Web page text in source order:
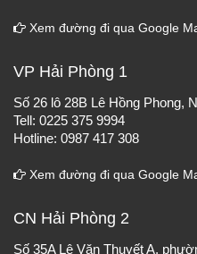
Xem đường đi qua Google
VP Hải Phòng 1
Số 26 lô 28B Lê Hồng Phong,
Tell: 0225 375 9994
Hotline: 0987 417 308
Xem đường đi qua Google
CN Hải Phòng 2
Số 35A Lê Văn Thuyết A,